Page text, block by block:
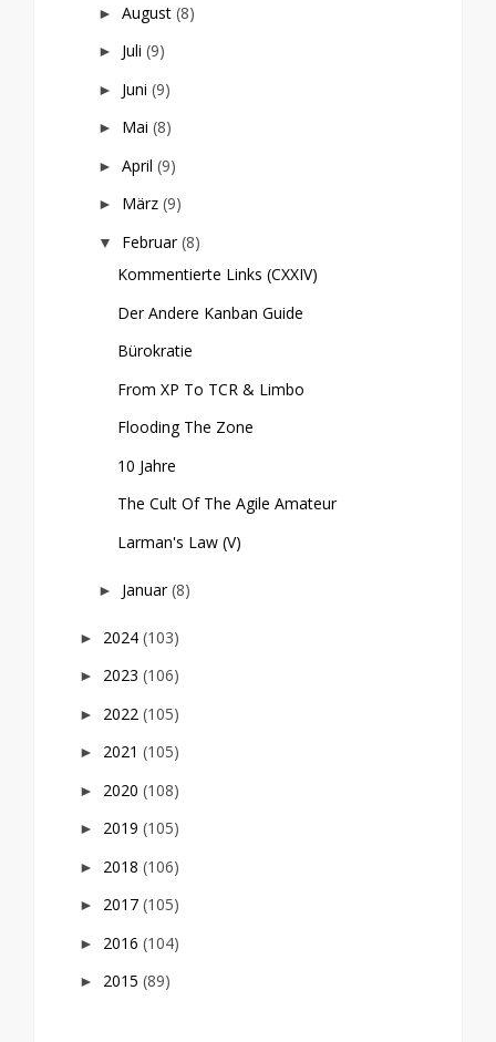
► August (8)
► Juli (9)
► Juni (9)
► Mai (8)
► April (9)
► März (9)
▼ Februar(8)
Kommentierte Links (CXXIV)
Der Andere Kanban Guide
Bürokratie
From XP To TCR & Limbo
Flooding The Zone
10 Jahre
The Cult Of The Agile Amateur
Larman's Law (V)
► Januar(8)
► 2024 (103)
► 2023 (106)
► 2022 (105)
► 2021 (105)
► 2020 (108)
► 2019 (105)
► 2018 (106)
► 2017 (105)
► 2016 (104)
► 2015 (89)